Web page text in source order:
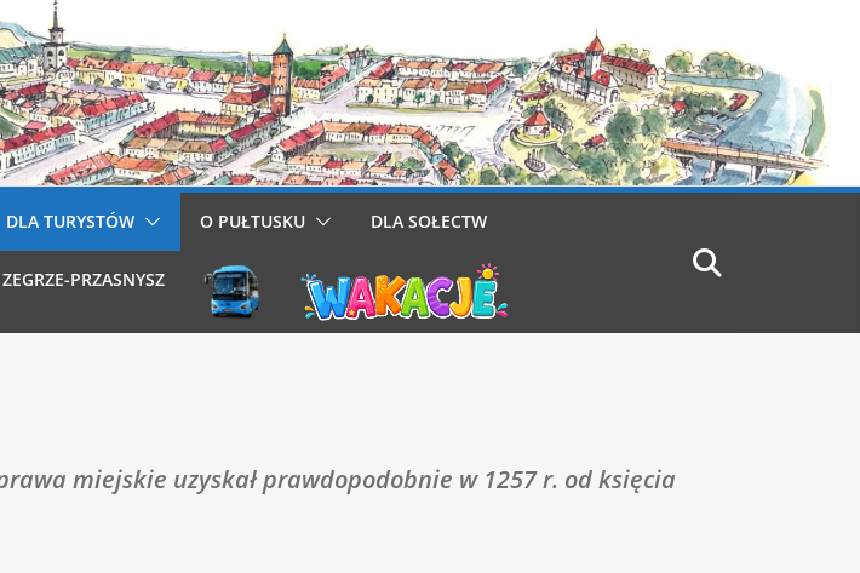
DLA TURYSTÓW O PUŁTUSKU DLA SOŁECTW
PRZASNYSZ
miejskie uzyskał prawdopodobnie w 1257 r. od księcia